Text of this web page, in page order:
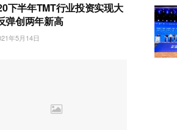
下半年TMT行业投资实现大
弹创两年新高
年5月14日